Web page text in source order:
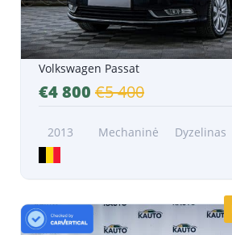
Volkswagen Passat
€4 800 €5 400
2013 Mechaninė Dyzelinas